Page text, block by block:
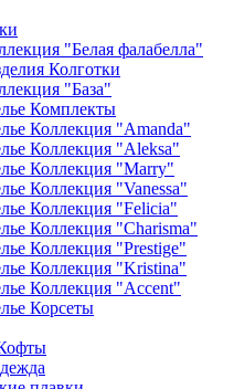
"Белая фалабелла"
Колготки
"База"
Комплекты
Коллекция "Amanda"
Коллекция "Aleksa"
Коллекция "Marry"
Коллекция "Vanessa"
Коллекция "Felicia"
Коллекция "Charisma"
Коллекция "Prestige"
Коллекция "Kristina"
Коллекция "Accent"
Корсеты